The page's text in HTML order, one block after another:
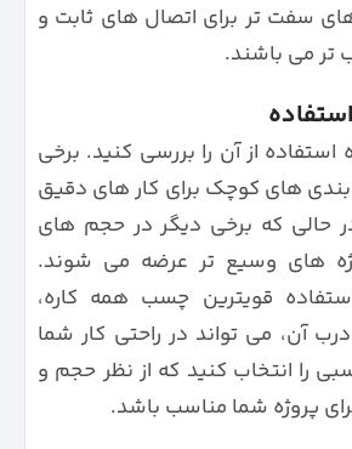
سفت تر برای اتصال های ثابت و
تر می‌ باشند.
از آن را بررسی کنید. برخی
های کوچک برای کار های دقیق
حالی که برخی دیگر در حجم های
های وسیع تر عرضه می شوند.
قویترین چسب همه کاره،
درب آن، می تواند در راحتی کار شما
را انتخاب کنید که از نظر حجم و
پروژه شما مناسب باشد.